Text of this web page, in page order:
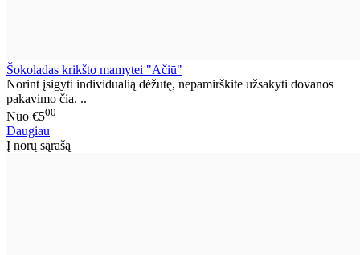
Šokoladas krikšto mamytei "Ačiū"
Norint įsigyti individualią dėžutę, nepamirškite užsakyti dovanos
pakavimo čia. ..
Nuo €500
Daugiau
Į norų sąrašą